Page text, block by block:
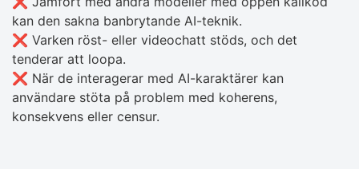
kan den sakna banbrytande AI-teknik.
❌ Varken röst- eller videochatt stöds, och det
tenderar att loopa.
❌ När de interagerar med AI-karaktärer kan
användare stöta på problem med koherens,
konsekvens eller censur.